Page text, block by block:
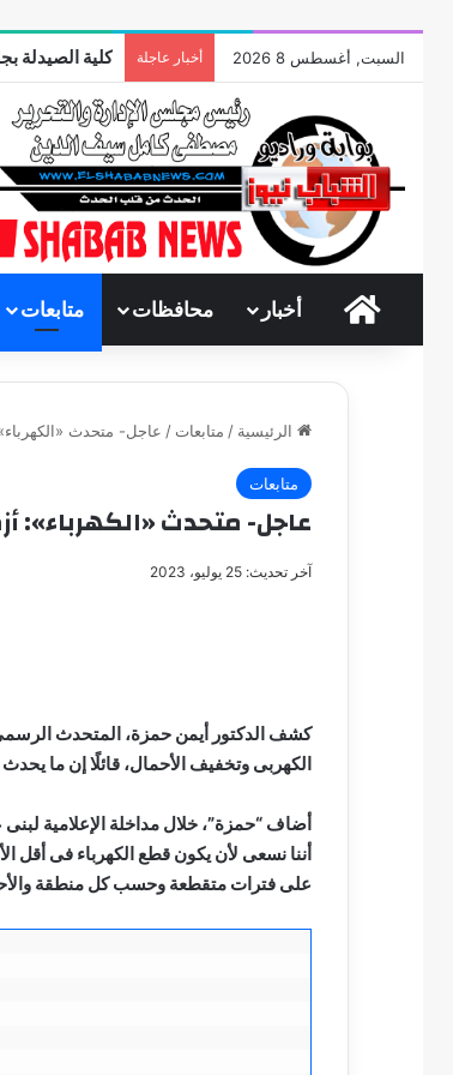
السبت, أغسطس 8 2026 أخبار عاجلة كلية الصيدلة
الرئيسية
أخبار محافظات متابعات
الرئيسية / متابعات / عاجل- متحدث
متابعات
عاجل- متحدث «الكهرباء»:
آخر تحديث: 25 يوليو، 2023
كشف الدكتور أيمن حمزة، المتحدث الرسمى
الكهربى وتخفيف الأحمال، قائلًا إن ما
أضاف “حمزة”، خلال مداخلة الإعلامية لبنى
على فترات متقطعة وحسب كل منطقة
سيف
الدين
….
مايسه
عطوه
كليوباترا
21
مصطفى
مايسه